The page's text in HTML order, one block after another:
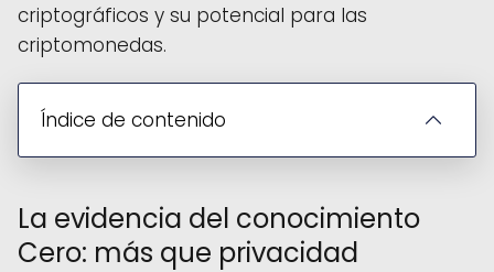
criptográficos y su potencial para las
criptomonedas.
Índice de contenido
La evidencia del conocimiento
Cero: más que privacidad